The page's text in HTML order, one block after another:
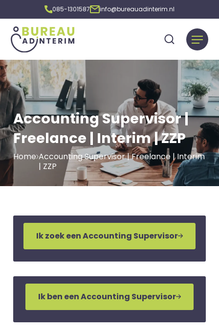
085-1301587 info@bureauadinterim.nl
Accounting Supervisor |
Freelance | Interim | ZZP
Home Accounting Supervisor | Freelance | Interim
| ZZP
Ik zoek een Accounting Supervisor
Ik ben een Accounting Supervisor